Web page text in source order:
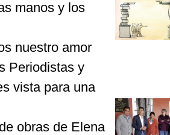
manos y los
nuestro amor
Periodistas y
vista para una
obras de Elena